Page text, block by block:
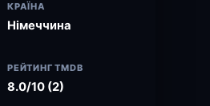
КРАЇНА
Німеччина
РЕЙТИНГ TMDB
8.0/10 (2)